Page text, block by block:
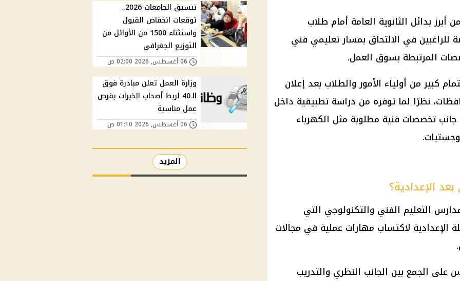
بدائل الثانوية العامة أمام طلاب
في 2026، خاصة للراغبين في الالتحاق بمسار تعليمي فني
المرتبطة بسوق العمل.
كبير من أولياء الأمور والطلاب بعد إعلان
نظرًا لما توفره من دراسة تطبيقية داخل
جانب تخصصات فنية مطلوبة مثل الكهرباء
الإعدادية؟
التعليم الفني والتكنولوجي التي
الإعدادية لاكتساب مهارات عملية في مجالات
الجمع بين الجانب النظري والتدريب
تنسيق الجامعات 2026..
توقعات انخفاض القبول
واستثناء 1500 من الأوائل من
التوزيع الجغرافي
06 أغسطس, 2026 02:00 ص
وزارة العمل تعلن مبادرة فوق
الـ40 لربط أصحاب الخبرات بفرص
عمل مناسبة
06 أغسطس, 2026 01:10 ص
المزيد